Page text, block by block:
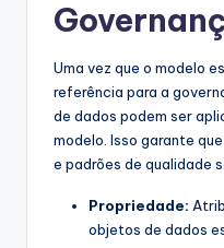
Uma vez que o modelo
referência para a
de dados podem ser
modelo. Isso garante
e padrões de qualidade
Propriedade:
objetos de dados